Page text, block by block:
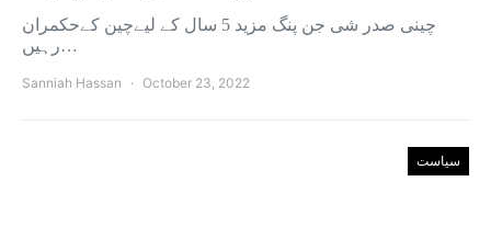
چینی صدر شی جن پنگ مزید 5 سال کے لیےچین کےحکمران
رہیں…
Sanniah Hassan October 23, 2022
سیاست